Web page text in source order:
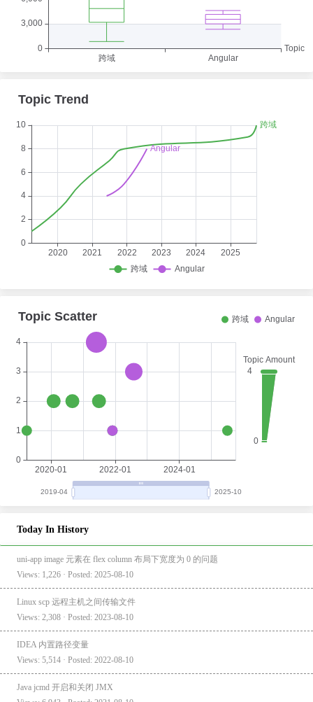
Today In History
uni-app image 元素在 flex column 布局下宽度为 0 的问题
Views: 1,226 · Posted: 2025-08-10
Linux scp 远程主机之间传输文件
Views: 2,308 · Posted: 2023-08-10
IDEA 内置路径变量
Views: 5,514 · Posted: 2022-08-10
Java jcmd 开启和关闭 JMX